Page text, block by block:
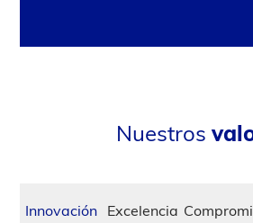
Nuestros
Innovación Excelencia